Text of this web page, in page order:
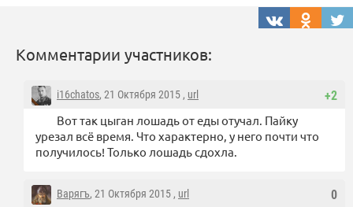
Комментарии участников:
+2
i16chatos, 21 Октября 2015 , url
Вот так цыган лошадь от еды отучал. Пайку
урезал всё время. Что характерно, у него почти что
получилось! Только лошадь сдохла.
0
Варягъ, 21 Октября 2015 , url